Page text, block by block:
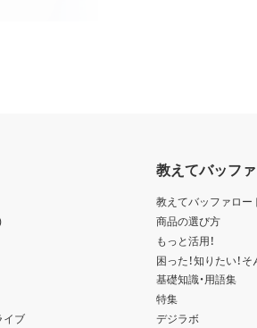
イブ
教えてバッフ
教えてバッファロー
商品の選び方
もっと活用！
困った！知りたい！
基礎知識・用語集
特集
デジラボ